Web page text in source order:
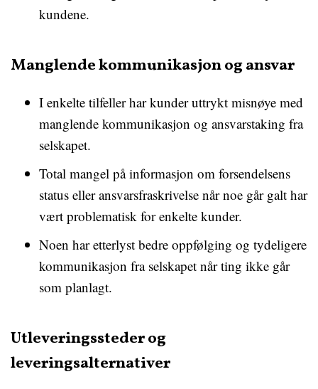
kundene.
Manglende kommunikasjon og ansvar
I enkelte tilfeller har kunder uttrykt misnøye med
manglende kommunikasjon og ansvarstaking fra
selskapet.
Total mangel på informasjon om forsendelsens
status eller ansvarsfraskrivelse når noe går galt har
vært problematisk for enkelte kunder.
Noen har etterlyst bedre oppfølging og tydeligere
kommunikasjon fra selskapet når ting ikke går
som planlagt.
Utleveringssteder og
leveringsalternativer